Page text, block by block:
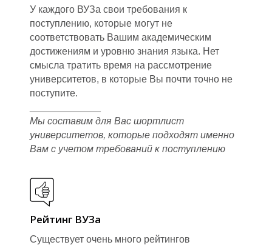
У
У каждого ВУЗа свои требования к
поступлению, которые могут не
соответствовать Вашим академическим
достижениям и уровню знания языка. Нет
смысла тратить время на рассмотрение
университетов, в которые Вы почти точно не
поступите.
Мы составим для Вас шортлист
университетов, которые подходят именно
Вам с учетом требований к поступлению
Рейтинг ВУЗа
Существует очень много рейтингов